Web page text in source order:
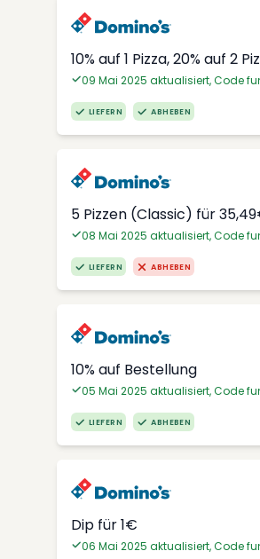
10% auf 1 Pizza, 20% auf 2
09 Mai 2025 aktualisiert, Code
LIEFERN ABHEBEN
5 Pizzen (Classic) für
08 Mai 2025 aktualisiert, Code
LIEFERN ABHEBEN
10% auf Bestellung
05 Mai 2025 aktualisiert, Code
LIEFERN ABHEBEN
Dip für 1€
06 Mai 2025 aktualisiert, Code